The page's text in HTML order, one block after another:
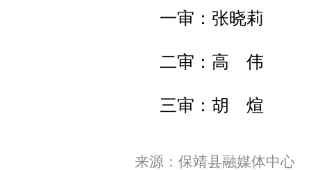
一审：张晓莉
二审：高 伟
三审：胡 煊
来源：保靖县融媒体中心